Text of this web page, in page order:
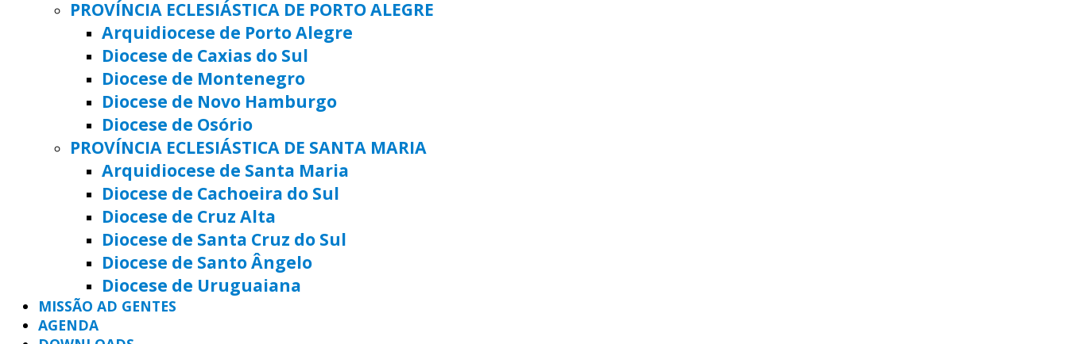
PROVÍNCIA ECLESIÁSTICA DE PORTO ALEGRE
Arquidiocese de Porto Alegre
Diocese de Caxias do Sul
Diocese de Montenegro
Diocese de Novo Hamburgo
Diocese de Osório
PROVÍNCIA ECLESIÁSTICA DE SANTA MARIA
Arquidiocese de Santa Maria
Diocese de Cachoeira do Sul
Diocese de Cruz Alta
Diocese de Santa Cruz do Sul
Diocese de Santo Ângelo
Diocese de Uruguaiana
MISSÃO AD GENTES
AGENDA